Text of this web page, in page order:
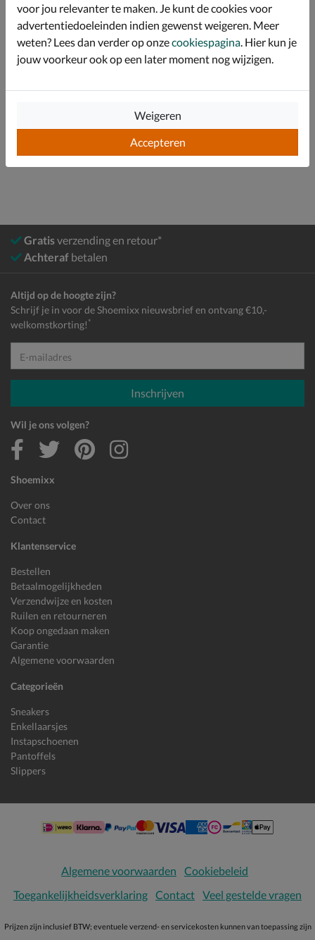
Specificaties
Over Steve Madden
Instapschoenen
Gratisverzending en retour*
Achteraf betalen
Shoemixx
Over ons
Contact
Klantenservice
Bestellen
Betaalmogelijkheden
Verzendwijze en kosten
Ruilen en retourneren
Koop ongedaan maken
Garantie
Algemene voorwaarden
Categorieën
Sneakers
Enkellaarsjes
Instapschoenen
Pantoffels
Slippers
Altijd op de hoogte zijn?
Schrijf je in voor de Shoemixx nieuwsbrief en ontvang €10,-
welkomstkorting! *
E-mailadres
Inschrijven
Wil je ons volgen?
Algemene voorwaarden
Cookiebeleid
Toegankelijkheidsverklaring Contact Veel gestelde vragen
Prijzen zijn inclusief BTW; eventuele verzend- en servicekosten kunnen van toepassing zijn
voor jou relevanter te maken. Je kunt de cookies voor
advertentiedoeleinden indien gewenst weigeren. Meer
weten? Lees dan verder op onzecookiespagina . Hier kun je
jouw voorkeur ook op een later moment nog wijzigen.
Accepteren
Weigeren